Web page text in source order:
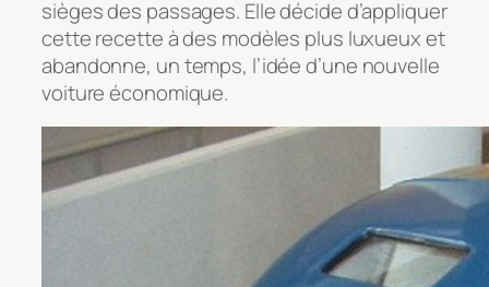
sièges des passages. Elle décide d’appliquer
cette recette à des modèles plus luxueux et
abandonne, un temps, l’idée d’une nouvelle
voiture économique.